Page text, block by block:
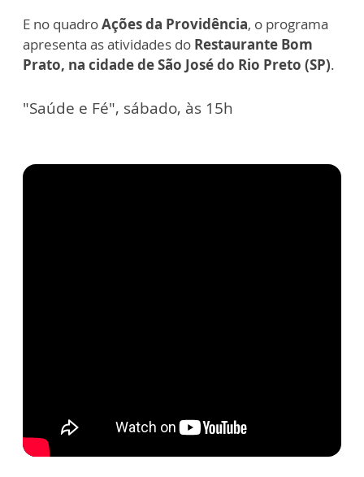
E no quadroAções da Providência, o programa
apresenta as atividades do Restaurante Bom
Prato, na cidade de São José do Rio Preto (SP).
"Saúde e Fé", sábado, às 15h